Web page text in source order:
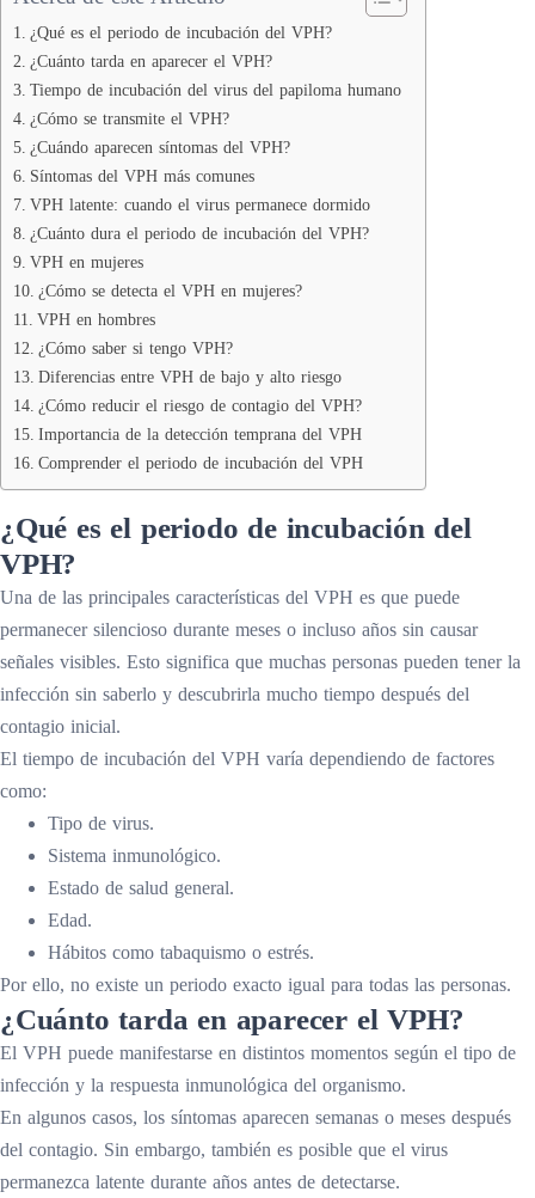
¿Qué es el periodo de incubación del VPH?
¿Cuánto tarda en aparecer el VPH?
Tiempo de incubación del virus del papiloma humano
¿Cómo se transmite el VPH?
¿Cuándo aparecen síntomas del VPH?
Síntomas del VPH más comunes
VPH latente: cuando el virus permanece dormido
¿Cuánto dura el periodo de incubación del VPH?
VPH en mujeres
¿Cómo se detecta el VPH en mujeres?
VPH en hombres
¿Cómo saber si tengo VPH?
Diferencias entre VPH de bajo y alto riesgo
¿Cómo reducir el riesgo de contagio del VPH?
Importancia de la detección temprana del VPH
Comprender el periodo de incubación del VPH
¿Qué es el periodo de incubación del
VPH?
Una de las principales características del VPH es que puede
permanecer silencioso durante meses o incluso años sin causar
señales visibles. Esto significa que muchas personas pueden tener la
infección sin saberlo y descubrirla mucho tiempo después del
contagio inicial.
El tiempo de incubación del VPH varía dependiendo de factores
como:
Tipo de virus.
Sistema inmunológico.
Estado de salud general.
Edad.
Hábitos como tabaquismo o estrés.
Por ello, no existe un periodo exacto igual para todas las personas.
¿Cuánto tarda en aparecer el VPH?
El VPH puede manifestarse en distintos momentos según el tipo de
infección y la respuesta inmunológica del organismo.
En algunos casos, los síntomas aparecen semanas o meses después
del contagio. Sin embargo, también es posible que el virus
permanezca latente durante años antes de detectarse.